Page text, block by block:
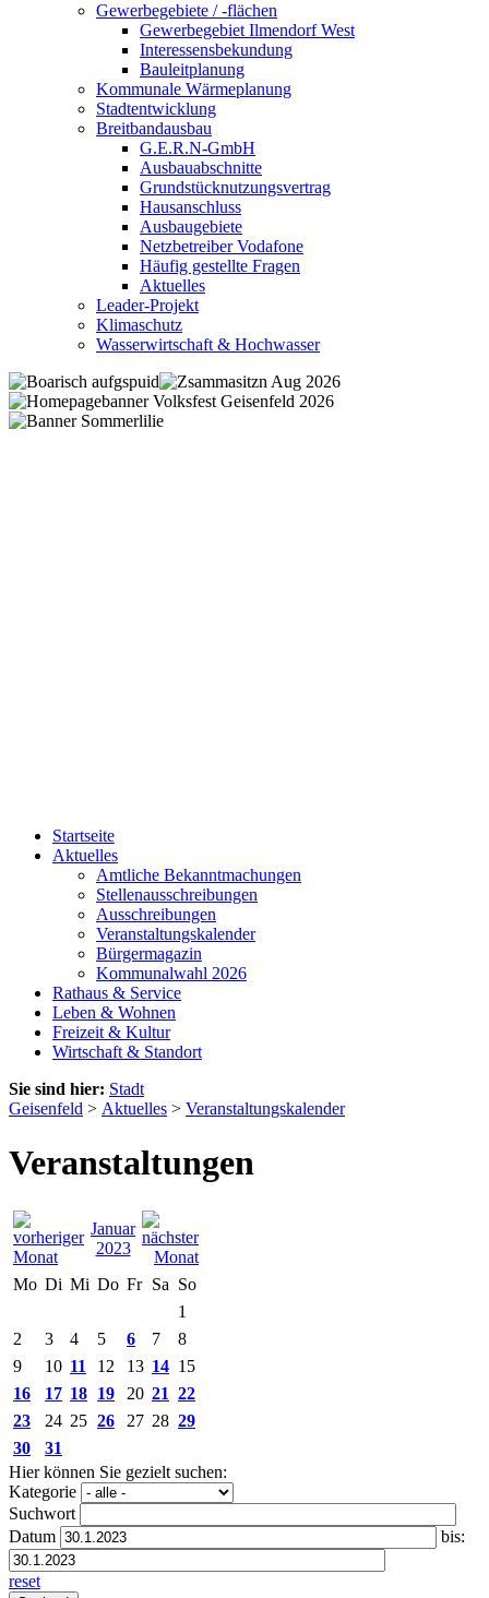
Gewerbegebiete / -flächen
Gewerbegebiet Ilmendorf West
Interessensbekundung
Bauleitplanung
Kommunale Wärmeplanung
Stadtentwicklung
Breitbandausbau
G.E.R.N-GmbH
Ausbauabschnitte
Grundstücknutzungsvertrag
Hausanschluss
Ausbaugebiete
Netzbetreiber Vodafone
Häufig gestellte Fragen
Aktuelles
Leader-Projekt
Klimaschutz
Wasserwirtschaft & Hochwasser
Startseite
Aktuelles
Amtliche Bekanntmachungen
Stellenausschreibungen
Ausschreibungen
Veranstaltungskalender
Bürgermagazin
Kommunalwahl 2026
Rathaus & Service
Leben & Wohnen
Freizeit & Kultur
Wirtschaft & Standort
Sie sind hier: Stadt
Geisenfeld > Aktuelles > Veranstaltungskalender
Veranstaltungen
Januar
2023
Mo Di Mi Do Fr Sa So
1
2
3 4 5 6 7
8
9
10 11 12 13 14 15
16
17 18 19 20 21 22
23
24 25 26 27 28 29
30
31
Hier können Sie gezielt suchen:
Kategorie
Suchwort
Datum
bis:
reset